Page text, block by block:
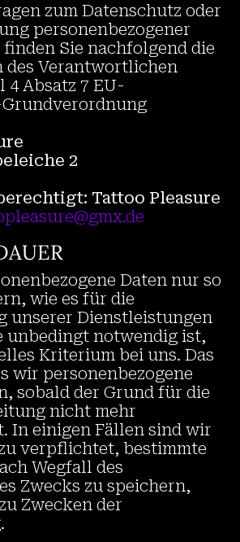
zum Datenschutz oder
personenbezogener
finden Sie nachfolgend die
des Verantwortlichen
4 Absatz 7 EU-
2
Tattoo Pleasure
Daten nur so
wie es für die
unserer Dienstleistungen
unbedingt notwendig ist,
Kriterium bei uns. Das
wir personenbezogene
sobald der Grund für die
nicht mehr
In einigen Fällen sind wir
verpflichtet, bestimmte
Wegfall des
Zwecks zu speichern,
Zwecken der